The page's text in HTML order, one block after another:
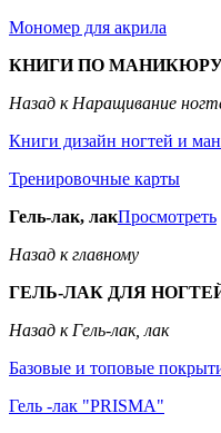
Мономер для акрила
КНИГИ ПО
Назад к Наращивание
Книги дизайн ногтей и
Тренировочные карты
Гель-лак, лакПросмотреть
Назад к главному
ГЕЛЬ-ЛАК ДЛЯ
Назад к Гель-лак, лак
Базовые и топовые
Гель -лак "PRISMA"